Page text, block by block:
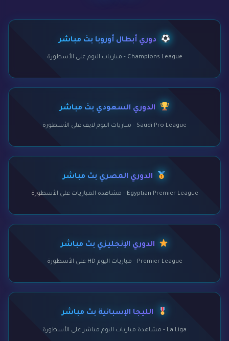
دوري أبطال أوروبا بث مباشر
Champions League - مباريات اليوم على الأسطورة
الدوري السعودي بث مباشر
Saudi Pro League - مباريات اليوم لايف على الأسطورة
الدوري المصري بث مباشر
Egyptian Premier League - مشاهدة المباريات على الأسطورة
الدوري الإنجليزي بث مباشر
Premier League - مباريات اليوم HD على الأسطورة
الليجا الإسبانية بث مباشر
La Liga - مشاهدة مباريات اليوم مباشر على الأسطورة